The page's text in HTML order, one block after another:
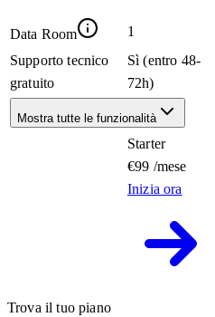
Data Room 1
Supporto tecnico
gratuito
Sì (entro 48-
72h)
Mostra tutte le funzionalità
Starter
€99 /mese
Inizia ora
Trova il tuo piano